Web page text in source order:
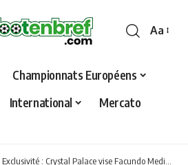
Font
Aa
Championnats Européens
International
Mercato
Exclusivité : Crystal Palace vise Facundo Medina du RC Lens pour remplacer Marc Guehi